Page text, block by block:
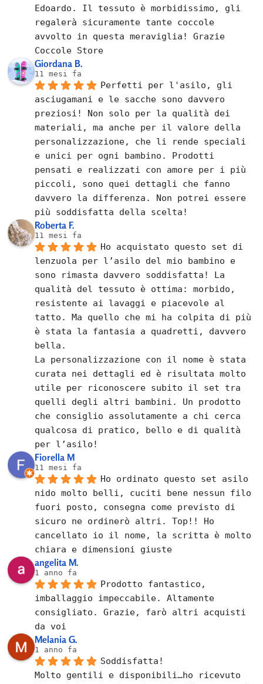
Edoardo. Il tessuto è morbidissimo, gli
regalerà sicuramente tante coccole
avvolto in questa meraviglia! Grazie
Coccole Store
Giordana B.
11 mesi fa
Perfetti per l'asilo, gli
asciugamani e le sacche sono davvero
preziosi! Non solo per la qualità dei
materiali, ma anche per il valore della
personalizzazione, che li rende speciali
e unici per ogni bambino. Prodotti
pensati e realizzati con amore per i più
piccoli, sono quei dettagli che fanno
davvero la differenza. Non potrei essere
più soddisfatta della scelta!
Roberta F.
11 mesi fa
Ho acquistato questo set di
lenzuola per l’asilo del mio bambino e
sono rimasta davvero soddisfatta! La
qualità del tessuto è ottima: morbido,
resistente ai lavaggi e piacevole al
tatto. Ma quello che mi ha colpita di più
è stata la fantasia a quadretti, davvero
bella.
La personalizzazione con il nome è stata
curata nei dettagli ed è risultata molto
utile per riconoscere subito il set tra
quelli degli altri bambini. Un prodotto
che consiglio assolutamente a chi cerca
qualcosa di pratico, bello e di qualità
per l’asilo!
Fiorella M
11 mesi fa
Ho ordinato questo set asilo
nido molto belli, cuciti bene nessun filo
fuori posto, consegna come previsto di
sicuro ne ordinerò altri. Top!! Ho
cancellato io il nome, la scritta è molto
chiara e dimensioni giuste
angelita M.
1 anno fa
Prodotto fantastico,
imballaggio impeccabile. Altamente
consigliato. Grazie, farò altri acquisti
da voi
Melania G.
1 anno fa
Soddisfatta!
Molto gentili e disponibili…ho ricevuto